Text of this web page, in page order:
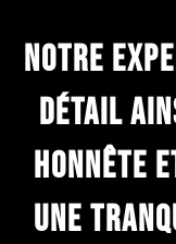
Notre
détail
honnête
une